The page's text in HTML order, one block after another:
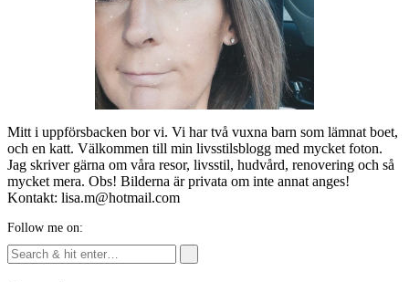
Mitt i uppförsbacken bor vi. Vi har två vuxna barn som lämnat boet,
och en katt. Välkommen till min livsstilsblogg med mycket foton.
Jag skriver gärna om våra resor, livsstil, hudvård, renovering och så
mycket mera. Obs! Bilderna är privata om inte annat anges!
Kontakt: lisa.m@hotmail.com
Follow me on: